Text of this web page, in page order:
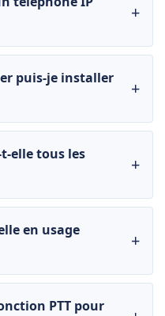
puis-je installer
elle tous les
en usage
PTT pour